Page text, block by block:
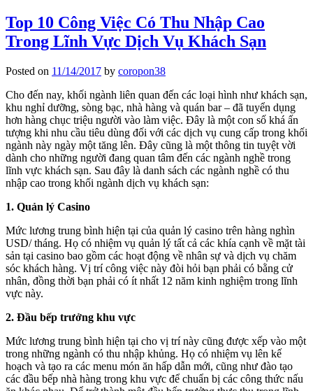
Top 10 Công Việc Có Thu Nhập Cao
Trong Lĩnh Vực Dịch Vụ Khách Sạn
Posted on 11/14/2017 by coropon38
Cho đến nay, khối ngành liên quan đến các loại hình như khách sạn,
khu nghỉ dưỡng, sòng bạc, nhà hàng và quán bar – đã tuyển dụng
hơn hàng chục triệu người vào làm việc. Đây là một con số khá ấn
tượng khi nhu cầu tiêu dùng đối với các dịch vụ cung cấp trong khối
ngành này ngày một tăng lên. Đây cũng là một thông tin tuyệt vời
dành cho những người đang quan tâm đến các ngành nghề trong
lĩnh vực khách sạn. Sau đây là danh sách các ngành nghề có thu
nhập cao trong khối ngành dịch vụ khách sạn:
1. Quản lý Casino
Mức lương trung bình hiện tại của quản lý casino trên hàng nghìn
USD/ tháng. Họ có nhiệm vụ quản lý tất cả các khía cạnh về mặt tài
sản tại casino bao gồm các hoạt động về nhân sự và dịch vụ chăm
sóc khách hàng. Vị trí công việc này đòi hỏi bạn phải có bằng cử
nhân, đồng thời bạn phải có ít nhất 12 năm kinh nghiệm trong lĩnh
vực này.
2. Đầu bếp trưởng khu vực
Mức lương trung bình hiện tại cho vị trí này cũng được xếp vào một
trong những ngành có thu nhập khủng. Họ có nhiệm vụ lên kế
hoạch và tạo ra các menu món ăn hấp dẫn mới, cũng như đào tạo
các đầu bếp nhà hàng trong khu vực để chuẩn bị các công thức nấu